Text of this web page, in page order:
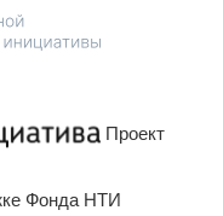
Проект
Фонда НТИ